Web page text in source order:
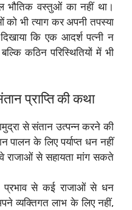
भौतिक वस्तुओं का नहीं था।
भी त्याग कर अपनी तपस्या
कि एक आदर्श पत्नी न
कठिन परिस्थितियों में भी
प्राप्ति की कथा
से संतान उत्पन्न करने की
पालन के लिए पर्याप्त धन नहीं
वे राजाओं से सहायता मांग सकते
प्रभाव से कई राजाओं से धन
व्यक्तिगत लाभ के लिए नहीं,